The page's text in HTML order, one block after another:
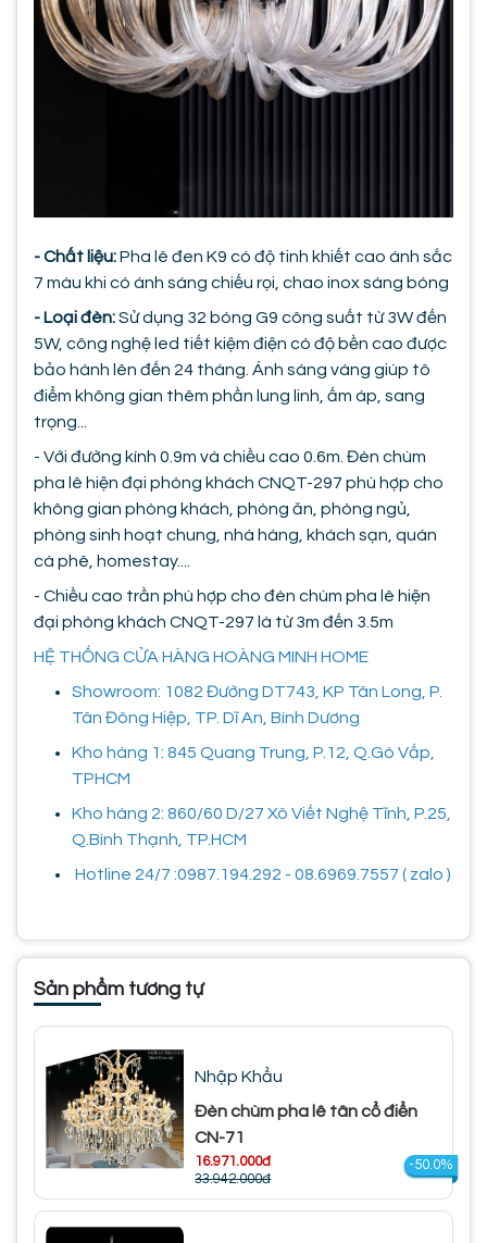
- Chất liệu:Pha lê đen K9 có độ tinh khiết cao ánh sắc
7 màu khi có ánh sáng chiếu rọi, chao inox sáng bóng
- Loại đèn:Sử dụng 32 bóng G9 công suất từ 3W đến
5W, công nghệ led tiết kiệm điện có độ bền cao được
bảo hành lên đến 24 tháng. Ánh sáng vàng giúp tô
điểm không gian thêm phần lung linh, ấm áp, sang
trọng...
- Với đường kính 0.9m và chiều cao 0.6m. Đèn chùm
pha lê hiện đại phòng khách CNQT-297 phù hợp cho
không gian phòng khách, phòng ăn, phòng ngủ,
phòng sinh hoạt chung, nhà hàng, khách sạn, quán
cà phê, homestay....
- Chiều cao trần phù hợp cho đèn chùm pha lê hiện
đại phòng khách CNQT-297 là từ 3m đến 3.5m
HỆ THỐNG CỬA HÀNG HOÀNG MINH HOME
Showroom: 1082 Đường DT743, KP Tân Long, P.
Tân Đông Hiệp, TP. Dĩ An, Bình Dương
Kho hàng 1: 845 Quang Trung, P.12, Q.Gò Vấp,
TPHCM
Kho hàng 2: 860/60 D/27 Xô Viết Nghệ Tĩnh, P.25,
Q.Bình Thạnh, TP.HCM
Hotline 24/7 :0987.194.292 - 08.6969.7557 ( zalo )
Sản phẩm tương tự
Nhập Khẩu
Đèn chùm pha lê tân cổ điển
CN-71
16.971.000đ
33.942.000đ
-50.0%